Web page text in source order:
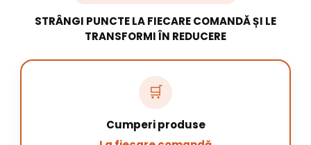
STRÂNGI PUNCTE LA FIECARE COMANDĂ ȘI LE
TRANSFORMI ÎN REDUCERE
🛒
Cumperi produse